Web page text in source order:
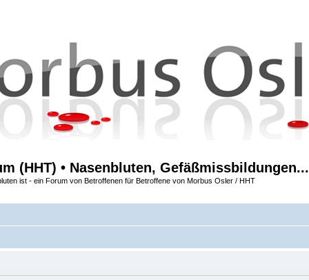
(HHT) • Nasenbluten, Gefäßmissbildungen...
ist - ein Forum von Betroffenen für Betroffene von Morbus Osler / HHT